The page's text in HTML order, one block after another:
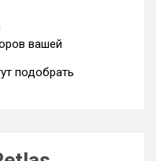
вашей
подобрать